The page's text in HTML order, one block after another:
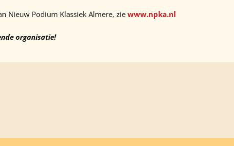
Nieuw Podium Klassiek Almere, zie www.npka.nl
organisatie!